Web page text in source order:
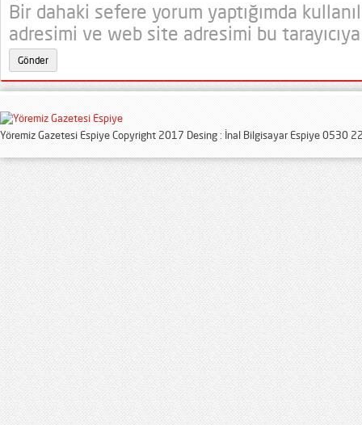
Bir dahaki sefere yorum yaptığımda
adresimi ve web site adresimi bu
Yöremiz Gazetesi Espiye Copyright 2017 Desing : İnal Bilgisayar Espiye 0530